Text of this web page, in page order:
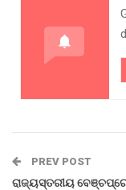
ଏବଂ ପ୍ରହଲ୍ଲାଦ
ଅଧିକାରୀମାନେ
ଲିଟର(୨୯୪
ଲାଗି ଲିମା ଅଞ୍ଚଳରୁ
ସମ୍ପର୍କରେ ଥାନାରେ
Share on:
PREV POST
ରାଜ୍ୟସ୍ତରୀୟ